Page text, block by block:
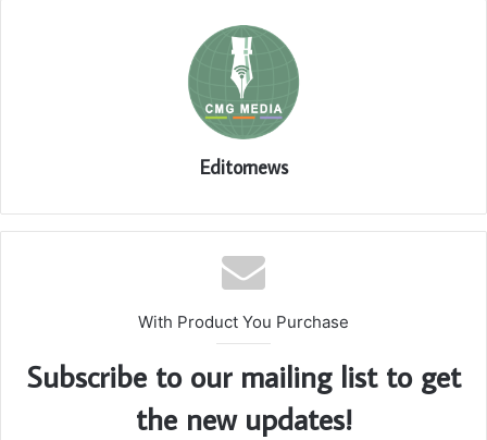
Editornews
With Product You Purchase
Subscribe to our mailing list to get
the new updates!